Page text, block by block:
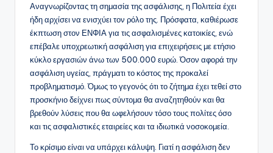
Αναγνωρίζοντας τη σημασία της ασφάλισης, η Πολιτεία έχει
ήδη αρχίσει να ενισχύει τον ρόλο της. Πρόσφατα, καθιέρωσε
έκπτωση στον ΕΝΦΙΑ για τις ασφαλισμένες κατοικίες, ενώ
επέβαλε υποχρεωτική ασφάλιση για επιχειρήσεις με ετήσιο
κύκλο εργασιών άνω των 500.000 ευρώ. Όσον αφορά την
ασφάλιση υγείας, πράγματι το κόστος της προκαλεί
προβληματισμό. Όμως το γεγονός ότι το ζήτημα έχει τεθεί στο
προσκήνιο δείχνει πως σύντομα θα αναζητηθούν και θα
βρεθούν λύσεις που θα ωφελήσουν τόσο τους πολίτες όσο
και τις ασφαλιστικές εταιρείες και τα ιδιωτικά νοσοκομεία.
Το κρίσιμο είναι να υπάρχει κάλυψη. Γιατί η ασφάλιση δεν